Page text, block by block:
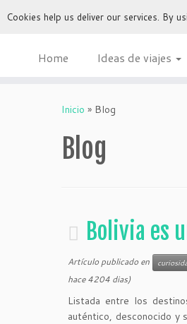
Home Ideas de viajes
Inicio » Blog
Blog
Bolivia es
Artículo publicado en
hace 4204 dias)
Listada entre los
auténtico, desconocido y
Cookies help us deliver our services. By